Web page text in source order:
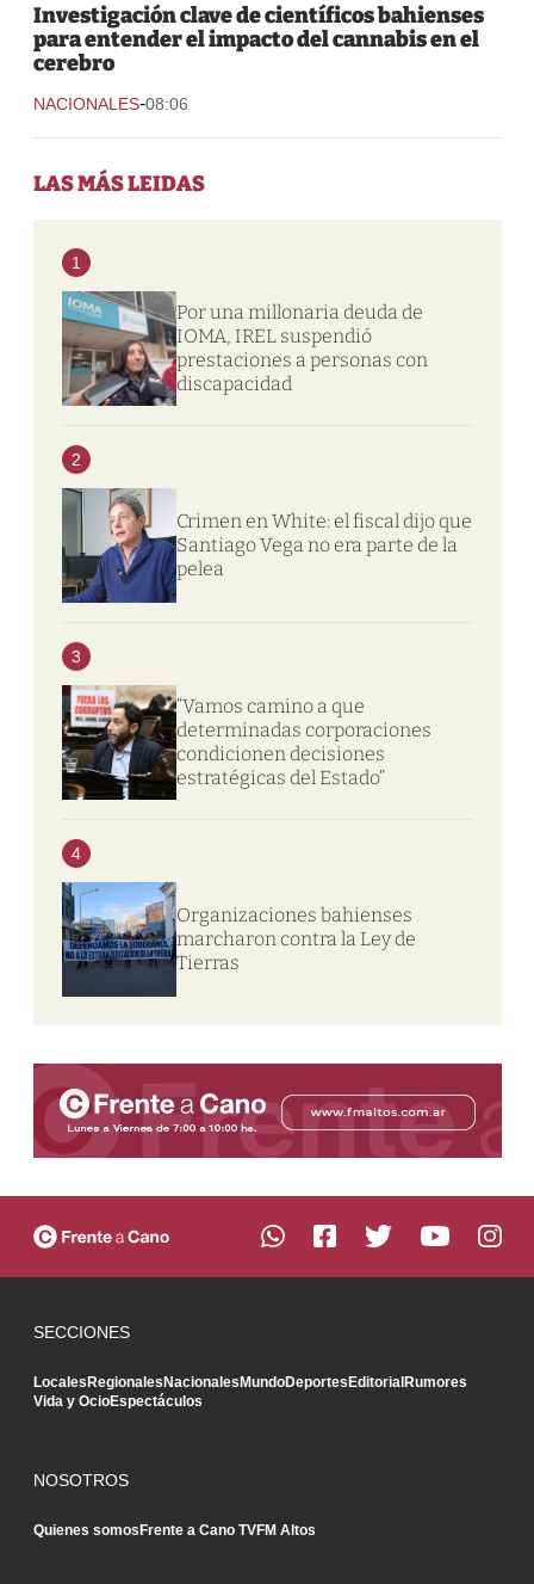
Investigación clave de científicos bahienses
para entender el impacto del cannabis en el
cerebro
NACIONALES-08:06
LAS MÁS LEIDAS
1
Por una millonaria deuda de
IOMA, IREL suspendió
prestaciones a personas con
discapacidad
2
Crimen en White: el fiscal dijo que
Santiago Vega no era parte de la
pelea
3
“Vamos camino a que
determinadas corporaciones
condicionen decisiones
estratégicas del Estado”
4
Organizaciones bahienses
marcharon contra la Ley de
Tierras
SECCIONES
LocalesRegionalesNacionalesMundoDeportesEditorialRumores
Vida y OcioEspectáculos
NOSOTROS
Quienes somosFrente a Cano TVFM Altos